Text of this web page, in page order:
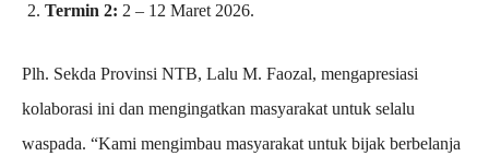
Termin 2: 2 – 12 Maret 2026.
Plh. Sekda Provinsi NTB, Lalu M. Faozal, mengapresiasi
kolaborasi ini dan mengingatkan masyarakat untuk selalu
waspada. “Kami mengimbau masyarakat untuk bijak berbelanja